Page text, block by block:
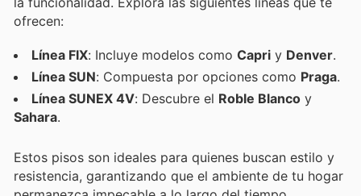
ofrecen:
Línea FIX: Incluye modelos como Capri y Denver.
Línea SUN: Compuesta por opciones como Praga.
Línea SUNEX 4V: Descubre el Roble Blanco y
Sahara.
Estos pisos son ideales para quienes buscan estilo y
resistencia, garantizando que el ambiente de tu hogar